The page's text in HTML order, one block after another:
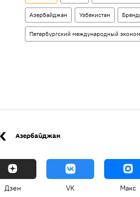
Азербайджан Узбекистан
Петербургский международный
Азербайджан
Дзен VK Макс